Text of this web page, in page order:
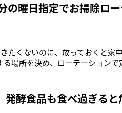
曜日指定でお掃除ロ
たくないのに、放っておくと家
る場所を決め、ローテーション
理的ハードルが高いものの、実
発酵食品も食べ過ぎると